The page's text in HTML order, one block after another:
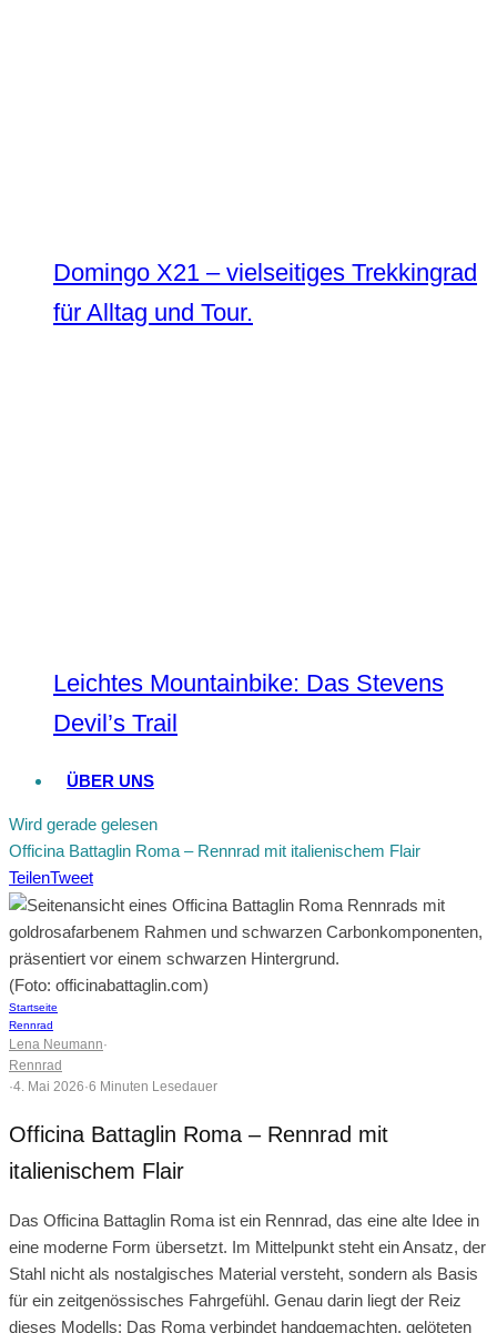
Domingo X21 – vielseitiges Trekkingrad
für Alltag und Tour.
Leichtes Mountainbike: Das Stevens
Devil’s Trail
ÜBER UNS
Wird gerade gelesen
Officina Battaglin Roma – Rennrad mit italienischem Flair
TeilenTweet
(Foto: officinabattaglin.com)
Startseite
Rennrad
Lena Neumann·
Rennrad
·4. Mai 2026·6 Minuten Lesedauer
Officina Battaglin Roma – Rennrad mit
italienischem Flair
Das Officina Battaglin Roma ist ein Rennrad, das eine alte Idee in
eine moderne Form übersetzt. Im Mittelpunkt steht ein Ansatz, der
Stahl nicht als nostalgisches Material versteht, sondern als Basis
für ein zeitgenössisches Fahrgefühl. Genau darin liegt der Reiz
dieses Modells: Das Roma verbindet handgemachten, gelöteten